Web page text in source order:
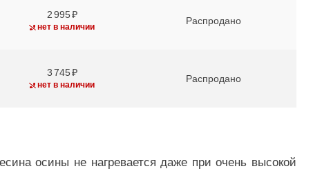
2 995
нет в наличии
Распродано
3 745
нет в наличии
Распродано
осины не нагревается даже при очень высокой